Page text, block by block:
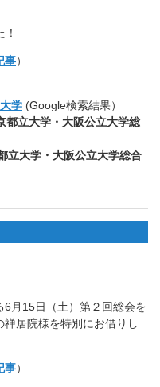
事）
学 (Google検索結果）
立大学・大阪公立大学総
立大学・大阪公立大学総合
月15日（土）第２回総会を
居院様を特別にお借りし
事）